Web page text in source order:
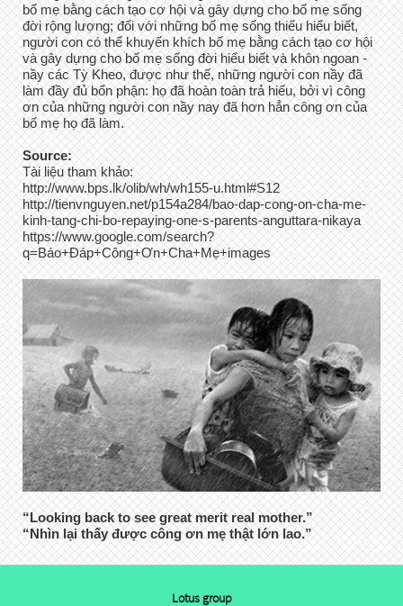
bố mẹ bằng cách tạo cơ hội và gây dựng cho bố mẹ sống
đời rộng lượng; đối với những bố mẹ sống thiếu hiểu biết,
người con có thể khuyến khích bố mẹ bằng cách tạo cơ hội
và gây dựng cho bố mẹ sống đời hiểu biết và khôn ngoan -
nầy các Tỳ Kheo, được như thế, những người con nầy đã
làm đầy đủ bổn phận: họ đã hoàn toàn trả hiếu, bởi vì công
ơn của những người con nầy nay đã hơn hẳn công ơn của
bố mẹ họ đã làm.
Source:
Tài liệu tham khảo:
http://www.bps.lk/olib/wh/wh155-u.html#S12
http://tienvnguyen.net/p154a284/bao-dap-cong-on-cha-me-
kinh-tang-chi-bo-repaying-one-s-parents-anguttara-nikaya
https://www.google.com/search?
q=Báo+Đáp+Công+Ơn+Cha+Mẹ+images
“Looking back to see great merit real mother.”
“Nhìn lại thấy được công ơn mẹ thật lớn lao.”
Lotus group